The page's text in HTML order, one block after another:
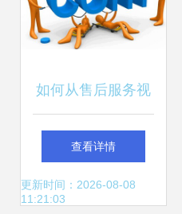
如何从售后服务视
角甄选可靠的网站
建设公司
查看详情
更新时间：2026-08-08
11:21:03